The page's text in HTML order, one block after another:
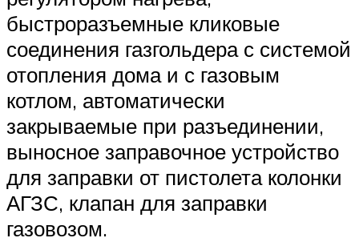
быстроразъемные кликовые
соединения газгольдера с системой
отопления дома и с газовым
котлом, автоматически
закрываемые при разъединении,
выносное заправочное устройство
для заправки от пистолета колонки
АГЗС, клапан для заправки
газовозом.